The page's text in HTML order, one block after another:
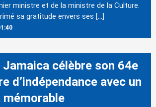
ministre et de la ministre de la Culture.
sa gratitude envers ses […]
célèbre son 64e
d’indépendance avec un
mémorable